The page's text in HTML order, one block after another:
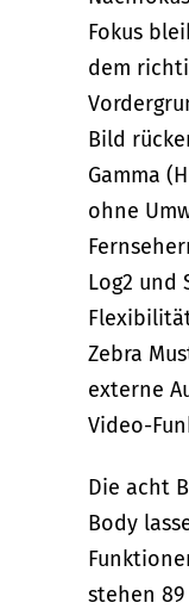
Fokus
dem
Bild
Gamma
ohne
Log2 und
Zebra
externe
Video-
Die acht
Body
stehen